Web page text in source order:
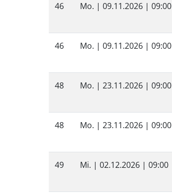
46 Mo. |09.11.2026 | 09:00
46 Mo. |09.11.2026 | 09:00
48 Mo. |23.11.2026 | 09:00
48 Mo. |23.11.2026 | 09:00
49 Mi. |02.12.2026 | 09:00